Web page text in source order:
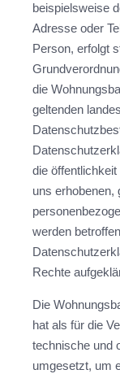
beispielsweise
Adresse oder
Person, erfolgt
die
geltenden
die
uns erhobenen,
werden
Rechte
Die
hat als für die
technische und
umgesetzt, um